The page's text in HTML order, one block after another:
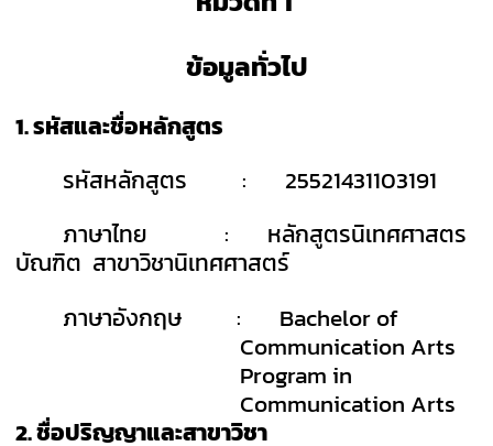
ข้อมูลทั่วไป
1.รหัสและชื่อหลักสูตร
รหัสหลักสูตร:25521431103191
ภาษาไทย: หลักสูตรนิเทศศาสตร
บัณฑิต สาขาวิชานิเทศศาสตร์
ภาษาอังกฤษ: Bachelor of
Communication Arts
Program in
Communication Arts
2.ชื่อปริญญาและสาขาวิชา